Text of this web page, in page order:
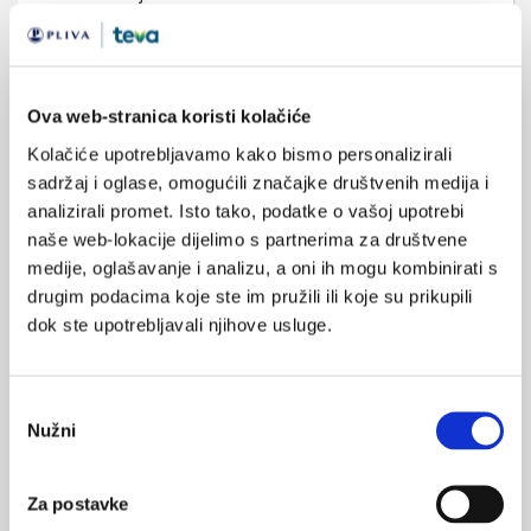
Ova web-stranica koristi kolačiće
Kolačiće upotrebljavamo kako bismo personalizirali
sadržaj i oglase, omogućili značajke društvenih medija i
analizirali promet. Isto tako, podatke o vašoj upotrebi
naše web-lokacije dijelimo s partnerima za društvene
medije, oglašavanje i analizu, a oni ih mogu kombinirati s
drugim podacima koje ste im pružili ili koje su prikupili
dok ste upotrebljavali njihove usluge.
pristanka
Nužni
Za postavke
Izvor:Hrvatski zavod za javno zdeavstvo
rak vrata maternice
hpv infekcija papa test
MI SE
0
POVRATAK